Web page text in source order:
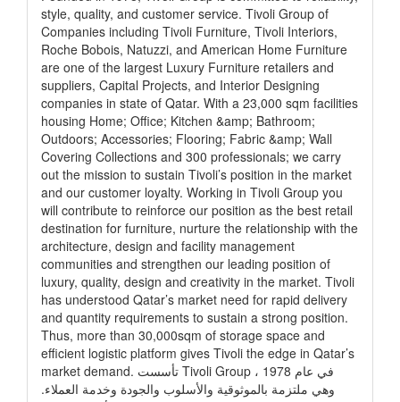
style, quality, and customer service. Tivoli Group of
Companies including Tivoli Furniture, Tivoli Interiors,
Roche Bobois, Natuzzi, and American Home Furniture
are one of the largest Luxury Furniture retailers and
suppliers, Capital Projects, and Interior Designing
companies in state of Qatar. With a 23,000 sqm facilities
housing Home; Office; Kitchen &amp; Bathroom;
Outdoors; Accessories; Flooring; Fabric &amp; Wall
Covering Collections and 300 professionals; we carry
out the mission to sustain Tivoli’s position in the market
and our customer loyalty. Working in Tivoli Group you
will contribute to reinforce our position as the best retail
destination for furniture, nurture the relationship with the
architecture, design and facility management
communities and strengthen our leading position of
luxury, quality, design and creativity in the market. Tivoli
has understood Qatar’s market need for rapid delivery
and quantity requirements to sustain a strong position.
Thus, more than 30,000sqm of storage space and
efficient logistic platform gives Tivoli the edge in Qatar’s
market demand. تأسست Tivoli Group في عام 1978 ،
وهي ملتزمة بالموثوقية والأسلوب والجودة وخدمة العملاء.